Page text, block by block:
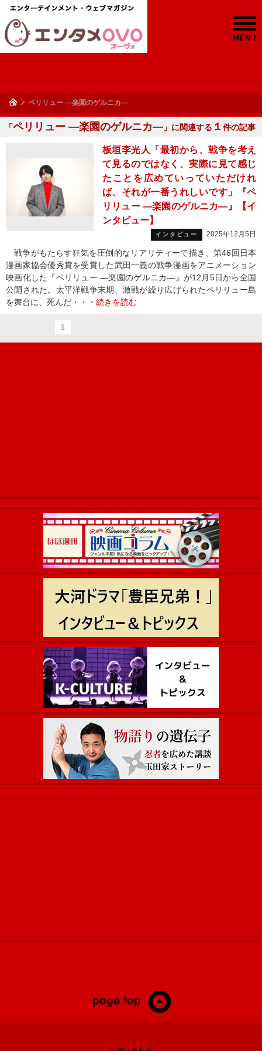
MENU
ペリリュー ―楽園のゲルニカ―
「ペリリュー ―楽園のゲルニカ― 」に関連する １ 件の記事
板垣李光人「最初から、戦争を考え
て見るのではなく、実際に見て感じ
たことを広めていっていただけれ
ば、それが一番うれしいです」『ペ
リリュー ―楽園のゲルニカ―』【イ
ンタビュー】
インタビュー 2025年12月5日
戦争がもたらす狂気を圧倒的なリアリティーで描き、第46回日本
漫画家協会優秀賞を受賞した武田一義の戦争漫画をアニメーション
映画化した『ペリリュー ―楽園のゲルニカ―』が12月5日から全国
公開された。太平洋戦争末期、激戦が繰り広げられたペリリュー島
を舞台に、死んだ・・・ 続きを読む
1